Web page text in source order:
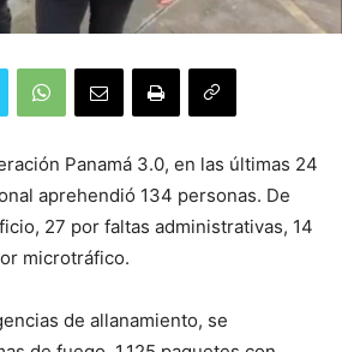
Panamá 3.0, en las últimas 24
aprehendió 134 personas. De
27 por faltas administrativas, 14
microtráfico.
de allanamiento, se